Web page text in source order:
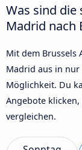
Was sind die
Madrid nach
Mit dem Brussels
Madrid aus in
Möglichkeit. Du
Angebote
vergleichen.